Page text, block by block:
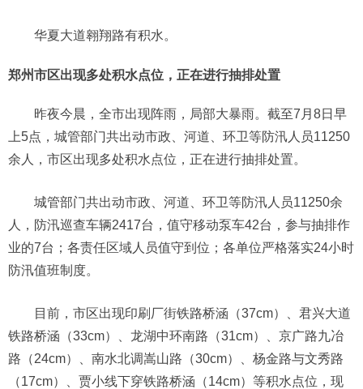
华夏大道翱翔路有积水。
郑州市区出现多处积水点位，正在进行抽排处置
昨夜今晨，全市出现阵雨，局部大暴雨。截至7月8日早
上5点，城管部门共出动市政、河道、环卫等防汛人员11250
余人，市区出现多处积水点位，正在进行抽排处置。
城管部门共出动市政、河道、环卫等防汛人员11250余
人，防汛巡查车辆2417台，值守移动泵车42台，参与抽排作
业的7台；各责任区域人员值守到位；各单位严格落实24小时
防汛值班制度。
目前，市区出现印刷厂街铁路桥涵（37cm）、君兴大道
铁路桥涵（33cm）、龙湖中环南路（31cm）、京广路九冶
路（24cm）、南水北调嵩山路（30cm）、杨金路与文秀路
（17cm）、贾小线下穿铁路桥涵（14cm）等积水点位，现